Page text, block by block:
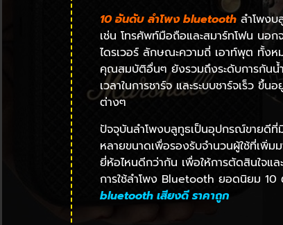
10 อันดับ ลําโพง bluetooth ลำโพง
เช่น โทรศัพท์มือถือและสมาร์ทโฟน นอก
ไดรเวอร์ ลักษณะความถี่ เอาท์พุต ทั้งห
คุณสมบัติอื่นๆ ยังรวมถึงระดับการกันน้
เวลาในการชาร์จ และระบบชาร์จเร็ว
ต่างๆ
ปัจจุบันลำโพงบลูทูธเป็นอุปกรณ์ขายดีที่
หลายขนาดเพื่อรองรับจำนวนผู้ใช้ที่เพิ่ม
ยี่ห้อไหนดีกว่ากัน เพื่อให้การตัดสินใจแ
การใช้ลำโพง Bluetooth ยอดนิยม
bluetooth เสียงดี ราคาถูก